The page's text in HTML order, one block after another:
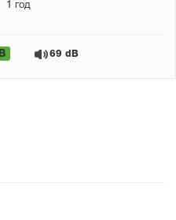
1 год
B 69 dB